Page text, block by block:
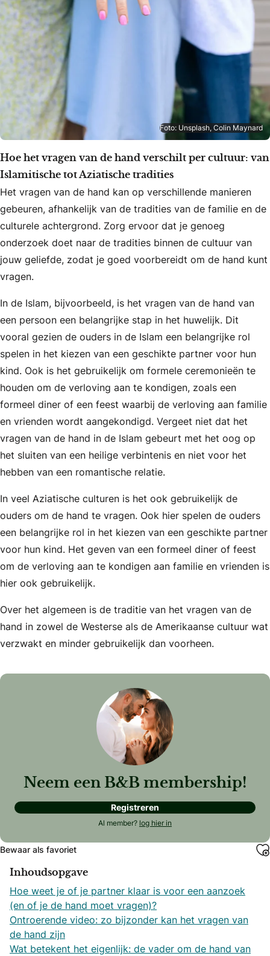
Foto: Unsplash, Colin Maynard
Hoe het vragen van de hand verschilt per cultuur: van
Islamitische tot Aziatische tradities
Het vragen van de hand kan op verschillende manieren
gebeuren, afhankelijk van de tradities van de familie en de
culturele achtergrond. Zorg ervoor dat je genoeg
onderzoek doet naar de tradities binnen de cultuur van
jouw geliefde, zodat je goed voorbereidt om de hand kunt
vragen.
In de Islam, bijvoorbeeld, is het vragen van de hand van
een persoon een belangrijke stap in het huwelijk. Dit
vooral gezien de ouders in de Islam een belangrijke rol
spelen in het kiezen van een geschikte partner voor hun
kind. Ook is het gebruikelijk om formele ceremonieën te
houden om de verloving aan te kondigen, zoals een
formeel diner of een feest waarbij de verloving aan familie
en vrienden wordt aangekondigd. Vergeet niet dat het
vragen van de hand in de Islam gebeurt met het oog op
het sluiten van een heilige verbintenis en niet voor het
hebben van een romantische relatie.
In veel Aziatische culturen is het ook gebruikelijk de
ouders om de hand te vragen. Ook hier spelen de ouders
een belangrijke rol in het kiezen van een geschikte partner
voor hun kind. Het geven van een formeel diner of feest
om de verloving aan te kondigen aan familie en vrienden is
hier ook gebruikelijk.
Over het algemeen is de traditie van het vragen van de
hand in zowel de Westerse als de Amerikaanse cultuur wat
verzwakt en minder gebruikelijk dan voorheen.
Neem een B&B membership!
Registreren
Al member? log hier in
Bewaar als favoriet
Inhoudsopgave
Hoe weet je of je partner klaar is voor een aanzoek
(en of je de hand moet vragen)?
Ontroerende video: zo bijzonder kan het vragen van
de hand zijn
Wat betekent het eigenlijk: de vader om de hand van